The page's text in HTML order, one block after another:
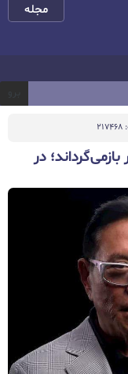
مجله
در